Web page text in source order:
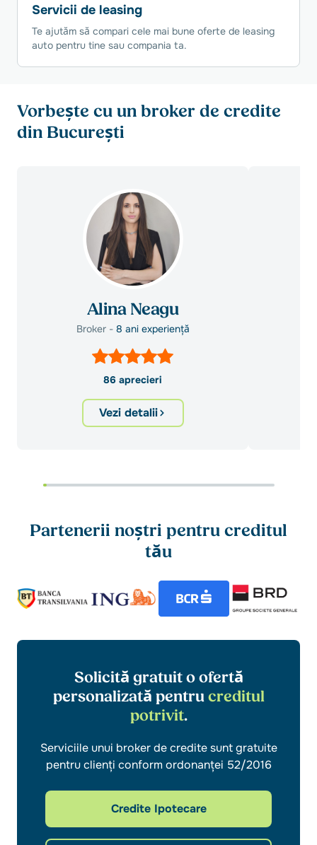
Servicii de leasing
Te ajutăm să compari cele mai bune oferte de leasing
auto pentru tine sau compania ta.
Vorbește cu un broker de credite
din București
Alina Neagu
Broker - 8 ani experiență
86 aprecieri
Vezi detalii
Partenerii noștri pentru creditul
tău
Solicită gratuit o ofertă
personalizată pentrucreditul
potrivit.
Serviciile unui broker de credite sunt gratuite
pentru clienți conform ordonanței 52/2016
Credite Ipotecare